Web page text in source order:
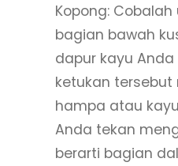
Kopong:
bagian bawah
dapur kayu
ketukan
hampa atau
Anda tekan
berarti bagian